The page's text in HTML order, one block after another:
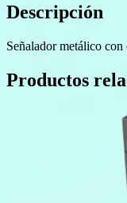
Descripción
Señalador metálico
Productos